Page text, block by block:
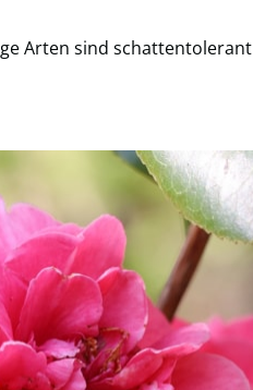
Arten sind schattentolerant